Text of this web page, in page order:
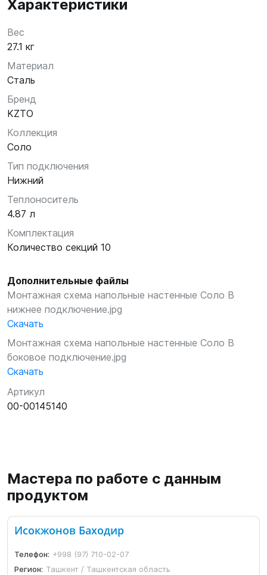
Характеристики
Вес
27.1 кг
Материал
Сталь
Бренд
KZTO
Коллекция
Соло
Тип подключения
Нижний
Теплоноситель
4.87 л
Комплектация
Количество секций 10
Дополнительные файлы
Монтажная схема напольные настенные Соло В
нижнее подключение.jpg
Скачать
Монтажная схема напольные настенные Соло В
боковое подключение.jpg
Скачать
Артикул
00-00145140
Мастера по работе с данным
продуктом
Исокжонов Баходир
Телефон: +998 (97) 710-02-07
Регион: Ташкент / Ташкентская область